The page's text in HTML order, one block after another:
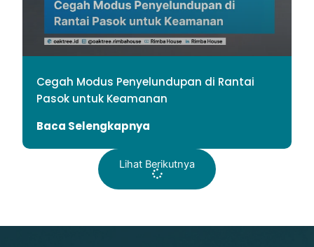
Cegah Modus Penyelundupan di Rantai
Pasok untuk Keamanan
Baca Selengkapnya
Lihat Berikutnya